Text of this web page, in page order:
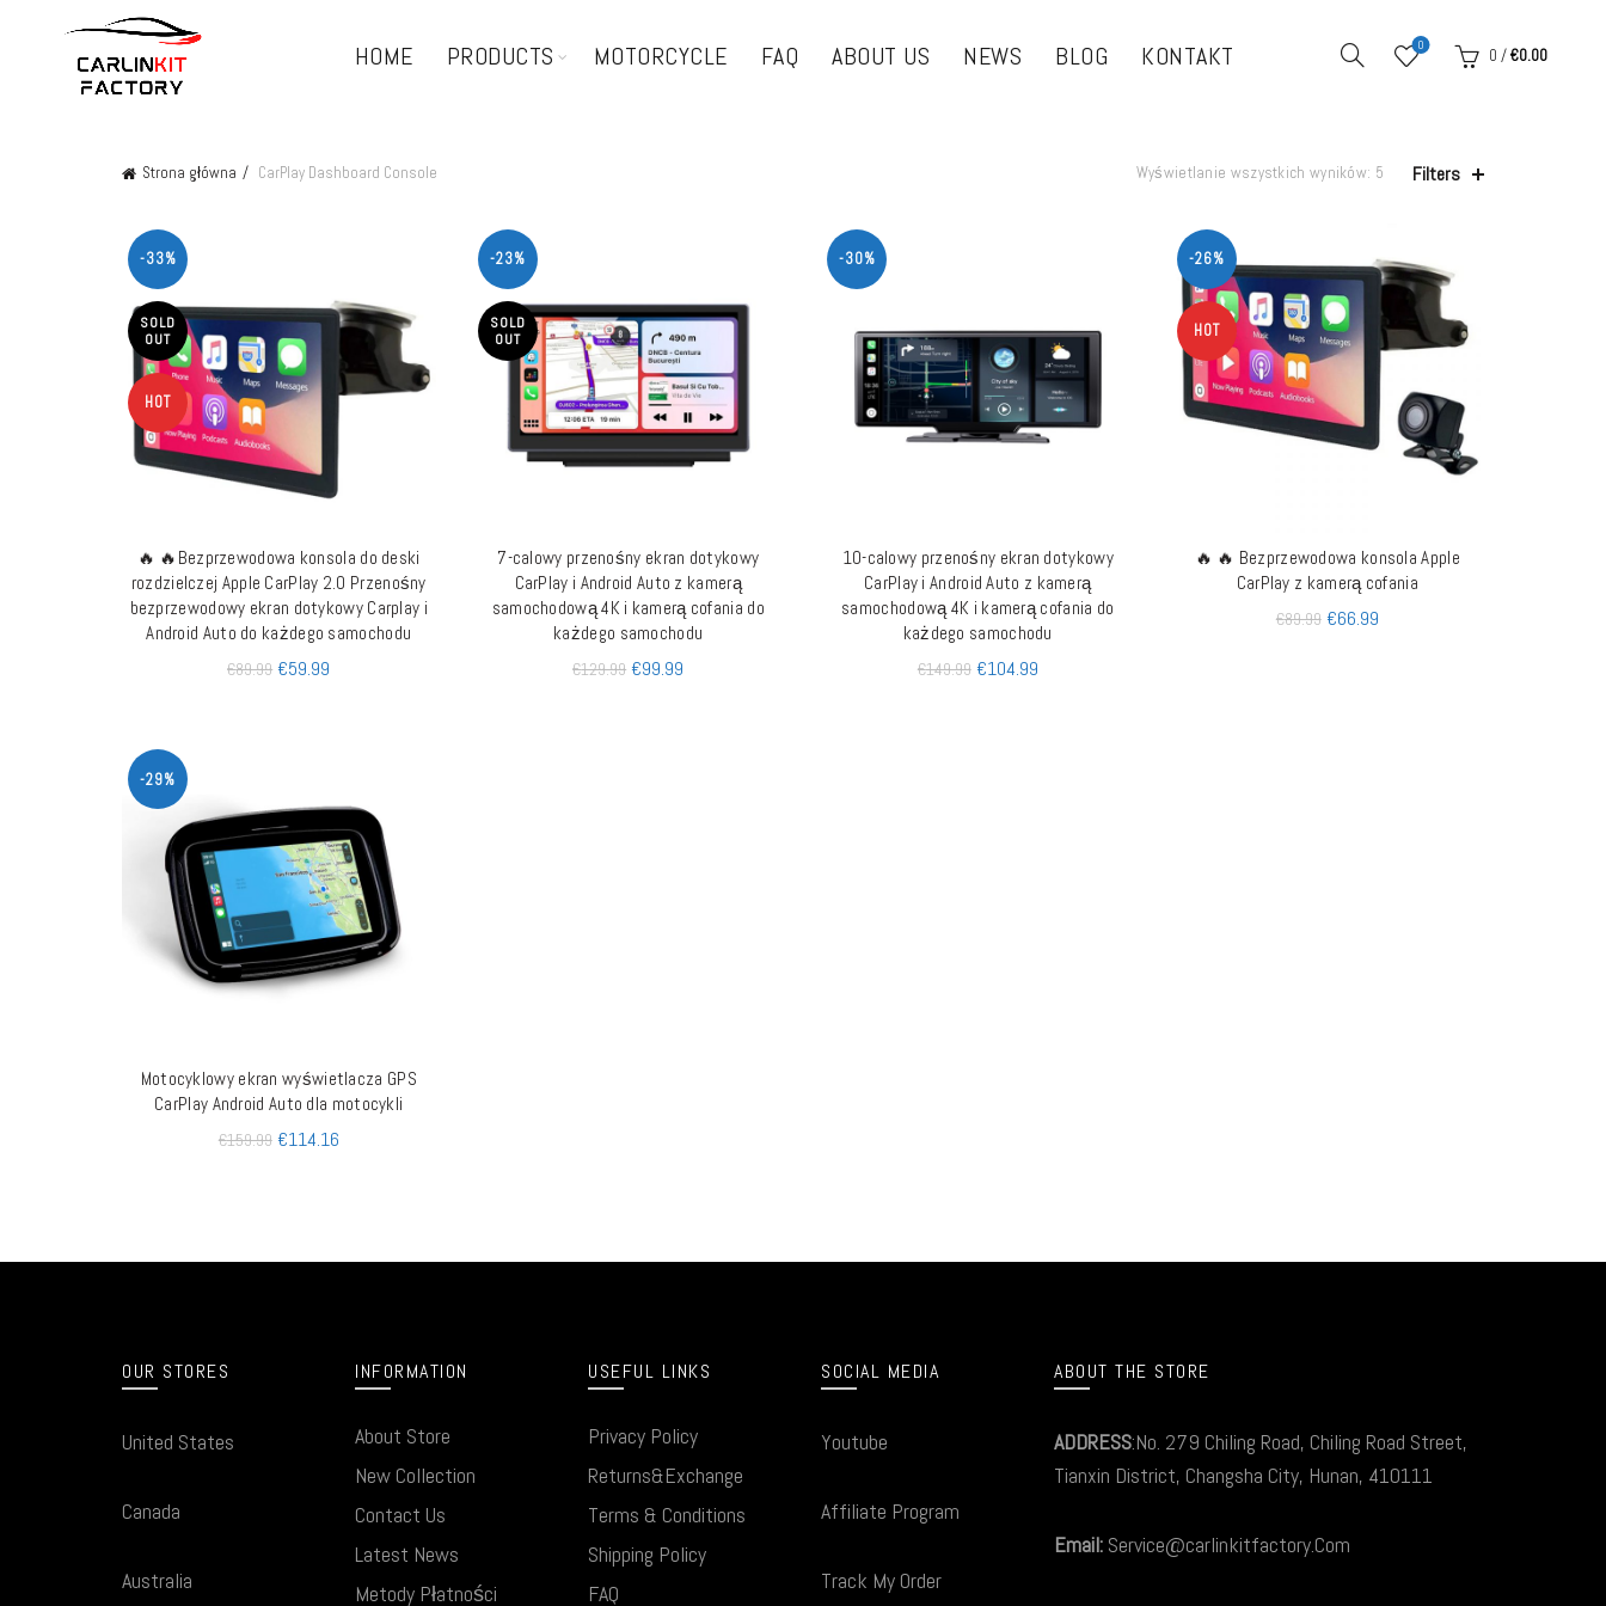
HOME PRODUCTS MOTORCYCLE FAQ ABOUT US NEWS BLOG KONTAKT 0
0 / €0.00
Strona główna CarPlay Dashboard Console Wyświetlanie wszystkich wyników: 5 Filters
-33%
SOLD
OUT
HOT
DOWIEDZ SIĘ WIĘCEJ
🔥 🔥Bezprzewodowa konsola do deski
rozdzielczej Apple CarPlay 2.0 Przenośny
bezprzewodowy ekran dotykowy Carplay i
Android Auto do każdego samochodu
€89.99 €59.99
-23%
SOLD
OUT
DOWIEDZ SIĘ WIĘCEJ
7-calowy przenośny ekran dotykowy
CarPlay i Android Auto z kamerą
samochodową 4K i kamerą cofania do
każdego samochodu
€129.99 €99.99
-30%
DODAJ DO KOSZYKA
10-calowy przenośny ekran dotykowy
CarPlay i Android Auto z kamerą
samochodową 4K i kamerą cofania do
każdego samochodu
€149.99 €104.99
-26%
HOT
DODAJ DO KOSZYKA
🔥 🔥 Bezprzewodowa konsola Apple
CarPlay z kamerą cofania
€89.99 €66.99
-29%
DODAJ DO KOSZYKA
Motocyklowy ekran wyświetlacza GPS
CarPlay Android Auto dla motocykli
€159.99 €114.16
OUR STORES
United States
Canada
Australia
INFORMATION
About Store
New Collection
Contact Us
Latest News
Metody Płatności
USEFUL LINKS
Privacy Policy
Returns&Exchange
Terms & Conditions
Shipping Policy
FAQ
SOCIAL MEDIA
Youtube
Affiliate Program
Track My Order
ABOUT THE STORE
ADDRESS:No. 279 Chiling Road, Chiling Road Street,
Tianxin District, Changsha City, Hunan, 410111
Email: Service@carlinkitfactory.Com